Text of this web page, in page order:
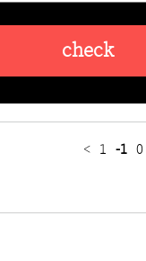
check
< 1 -1 0